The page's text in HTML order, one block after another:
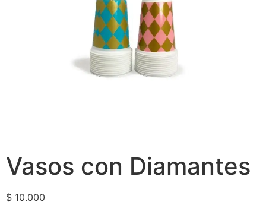
Vasos con Diamantes
$ 10.000